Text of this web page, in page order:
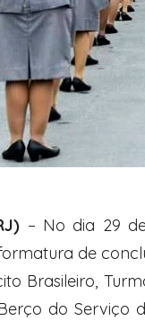
– No dia 29
de
Brasileiro,
do Serviço